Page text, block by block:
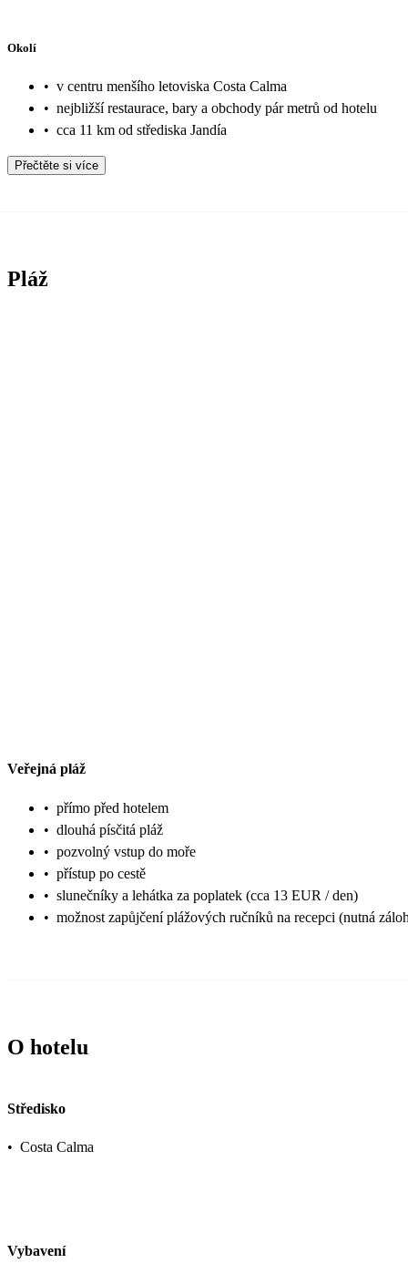
Okolí
• v centru menšího letoviska Costa Calma
• nejbližší restaurace, bary a obchody pár metrů od hotelu
• cca 11 km od střediska Jandía
Přečtěte si více
Pláž
Veřejná pláž
• přímo před hotelem
• dlouhá písčitá pláž
• pozvolný vstup do moře
• přístup po cestě
• slunečníky a lehátka za poplatek (cca 13 EUR / den)
• možnost zapůjčení plážových ručníků na recepci (nutná
O hotelu
Středisko
• Costa Calma
Vybavení